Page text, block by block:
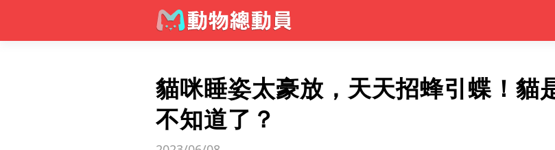
貓咪睡姿太豪放，天天招蜂引蝶！貓
不知道了？